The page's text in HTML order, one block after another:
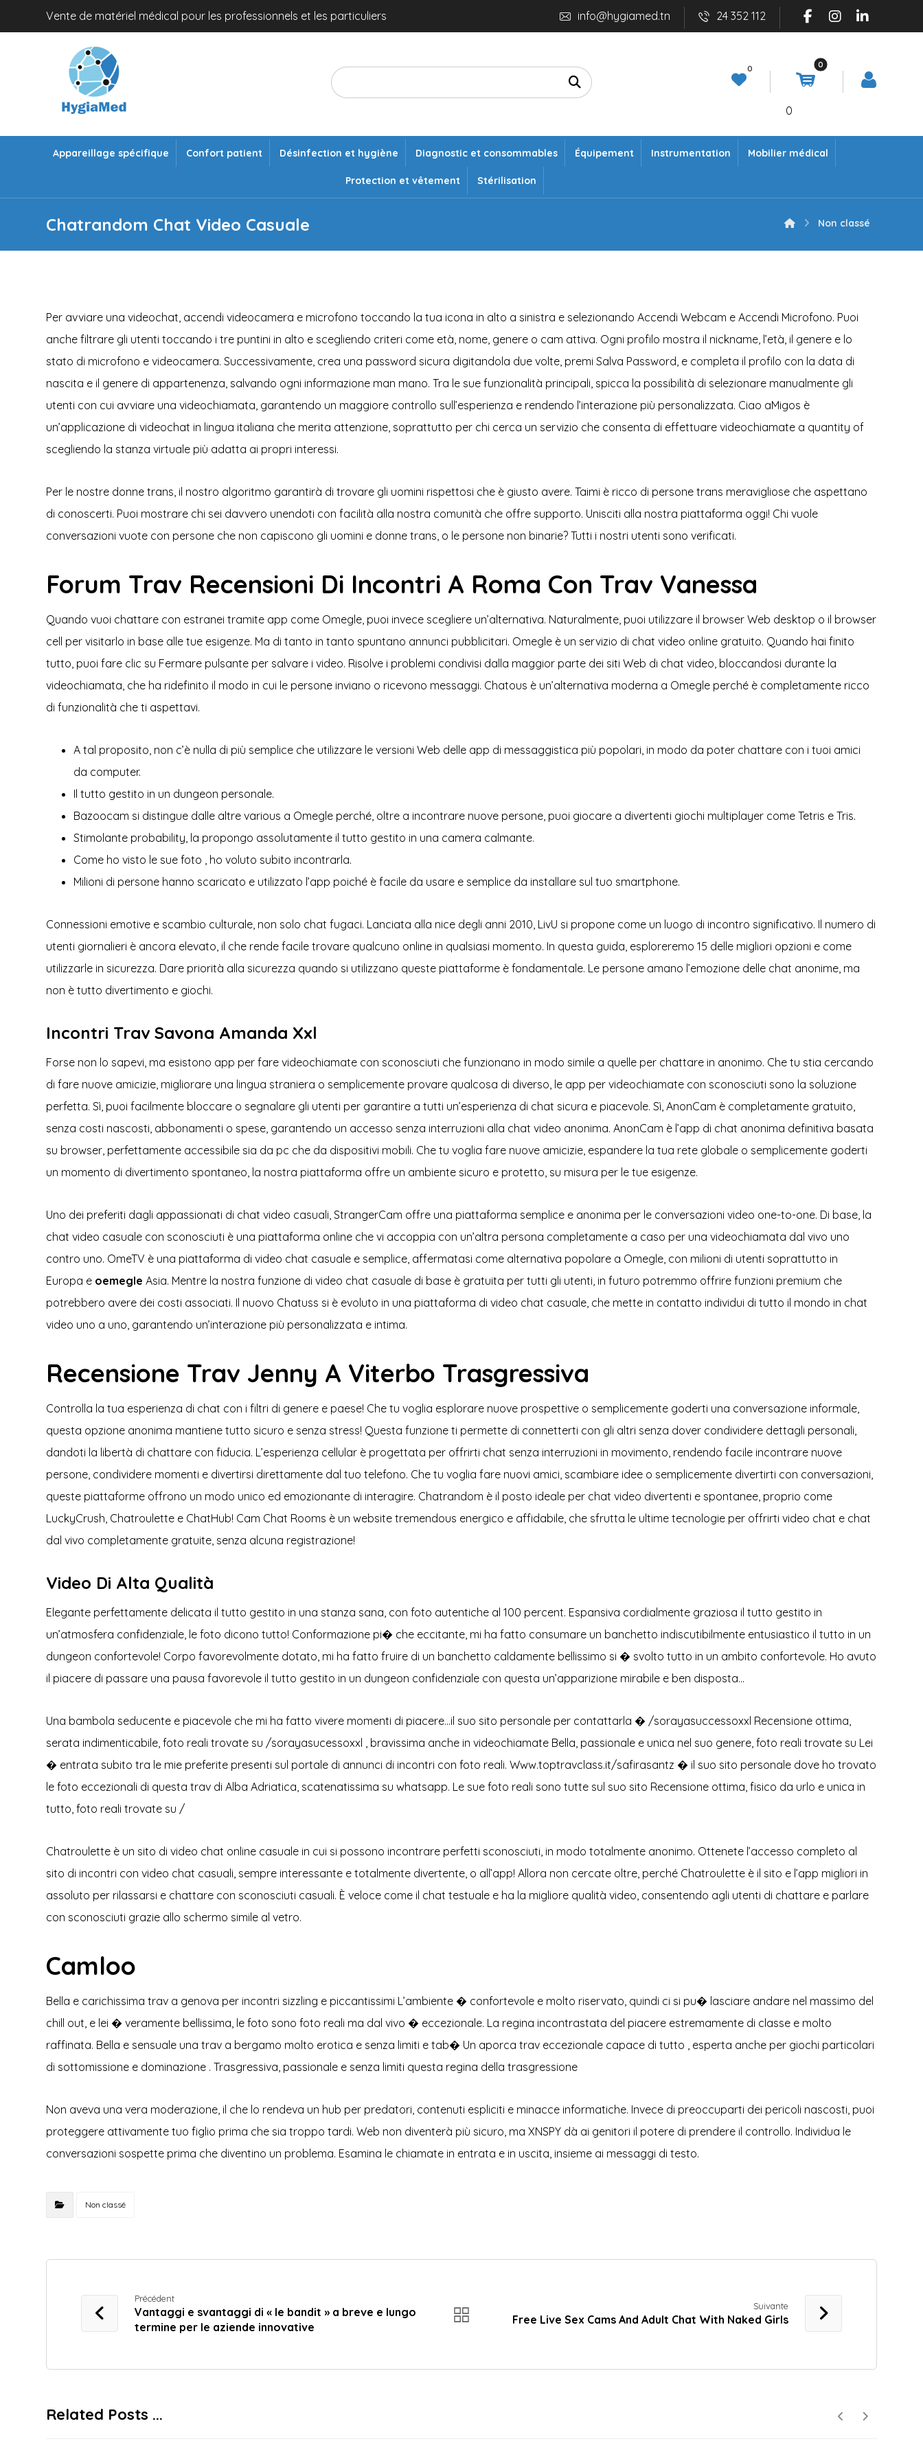
Vente de matériel médical pour les professionnels et les particuliers 24 352 112
info@hygiamed.tn
0
Appareillage spécifique Confort patient Désinfection et hygiène Diagnostic et consommables Équipement Instrumentation Mobilier médical
Protection et vêtement Stérilisation
Chatrandom Chat Video Casuale Non classé
Per avviare una videochat, accendi videocamera e microfono toccando la tua icona in alto a sinistra e selezionando Accendi Webcam e Accendi Microfono. Puoi
anche filtrare gli utenti toccando i tre puntini in alto e scegliendo criteri come età, nome, genere o cam attiva. Ogni profilo mostra il nickname, l’età, il genere e lo
stato di microfono e videocamera. Successivamente, crea una password sicura digitandola due volte, premi Salva Password, e completa il profilo con la data di
nascita e il genere di appartenenza, salvando ogni informazione man mano. Tra le sue funzionalità principali, spicca la possibilità di selezionare manualmente gli
utenti con cui avviare una videochiamata, garantendo un maggiore controllo sull’esperienza e rendendo l’interazione più personalizzata. Ciao aMigos è
un’applicazione di videochat in lingua italiana che merita attenzione, soprattutto per chi cerca un servizio che consenta di effettuare videochiamate a quantity of
scegliendo la stanza virtuale più adatta ai propri interessi.
Per le nostre donne trans, il nostro algoritmo garantirà di trovare gli uomini rispettosi che è giusto avere. Taimi è ricco di persone trans meravigliose che aspettano
di conoscerti. Puoi mostrare chi sei davvero unendoti con facilità alla nostra comunità che offre supporto. Unisciti alla nostra piattaforma oggi! Chi vuole
conversazioni vuote con persone che non capiscono gli uomini e donne trans, o le persone non binarie? Tutti i nostri utenti sono verificati.
Forum Trav Recensioni Di Incontri A Roma Con Trav Vanessa
Quando vuoi chattare con estranei tramite app come Omegle, puoi invece scegliere un’alternativa. Naturalmente, puoi utilizzare il browser Web desktop o il browser
cell per visitarlo in base alle tue esigenze. Ma di tanto in tanto spuntano annunci pubblicitari. Omegle è un servizio di chat video online gratuito. Quando hai finito
tutto, puoi fare clic su Fermare pulsante per salvare i video. Risolve i problemi condivisi dalla maggior parte dei siti Web di chat video, bloccandosi durante la
videochiamata, che ha ridefinito il modo in cui le persone inviano o ricevono messaggi. Chatous è un’alternativa moderna a Omegle perché è completamente ricco
di funzionalità che ti aspettavi.
A tal proposito, non c’è nulla di più semplice che utilizzare le versioni Web delle app di messaggistica più popolari, in modo da poter chattare con i tuoi amici
da computer.
Il tutto gestito in un dungeon personale.
Bazoocam si distingue dalle altre various a Omegle perché, oltre a incontrare nuove persone, puoi giocare a divertenti giochi multiplayer come Tetris e Tris.
Stimolante probability, la propongo assolutamente il tutto gestito in una camera calmante.
Come ho visto le sue foto , ho voluto subito incontrarla.
Milioni di persone hanno scaricato e utilizzato l’app poiché è facile da usare e semplice da installare sul tuo smartphone.
Connessioni emotive e scambio culturale, non solo chat fugaci. Lanciata alla nice degli anni 2010, LivU si propone come un luogo di incontro significativo. Il numero di
utenti giornalieri è ancora elevato, il che rende facile trovare qualcuno online in qualsiasi momento. In questa guida, esploreremo 15 delle migliori opzioni e come
utilizzarle in sicurezza. Dare priorità alla sicurezza quando si utilizzano queste piattaforme è fondamentale. Le persone amano l’emozione delle chat anonime, ma
non è tutto divertimento e giochi.
Incontri Trav Savona Amanda Xxl
Forse non lo sapevi, ma esistono app per fare videochiamate con sconosciuti che funzionano in modo simile a quelle per chattare in anonimo. Che tu stia cercando
di fare nuove amicizie, migliorare una lingua straniera o semplicemente provare qualcosa di diverso, le app per videochiamate con sconosciuti sono la soluzione
perfetta. Sì, puoi facilmente bloccare o segnalare gli utenti per garantire a tutti un’esperienza di chat sicura e piacevole. Sì, AnonCam è completamente gratuito,
senza costi nascosti, abbonamenti o spese, garantendo un accesso senza interruzioni alla chat video anonima. AnonCam è l’app di chat anonima definitiva basata
su browser, perfettamente accessibile sia da pc che da dispositivi mobili. Che tu voglia fare nuove amicizie, espandere la tua rete globale o semplicemente goderti
un momento di divertimento spontaneo, la nostra piattaforma offre un ambiente sicuro e protetto, su misura per le tue esigenze.
Uno dei preferiti dagli appassionati di chat video casuali, StrangerCam offre una piattaforma semplice e anonima per le conversazioni video one-to-one. Di base, la
chat video casuale con sconosciuti è una piattaforma online che vi accoppia con un’altra persona completamente a caso per una videochiamata dal vivo uno
contro uno. OmeTV è una piattaforma di video chat casuale e semplice, affermatasi come alternativa popolare a Omegle, con milioni di utenti soprattutto in
Europa e oemegle Asia. Mentre la nostra funzione di video chat casuale di base è gratuita per tutti gli utenti, in futuro potremmo offrire funzioni premium che
potrebbero avere dei costi associati. Il nuovo Chatuss si è evoluto in una piattaforma di video chat casuale, che mette in contatto individui di tutto il mondo in chat
video uno a uno, garantendo un’interazione più personalizzata e intima.
Recensione Trav Jenny A Viterbo Trasgressiva
Controlla la tua esperienza di chat con i filtri di genere e paese! Che tu voglia esplorare nuove prospettive o semplicemente goderti una conversazione informale,
questa opzione anonima mantiene tutto sicuro e senza stress! Questa funzione ti permette di connetterti con gli altri senza dover condividere dettagli personali,
dandoti la libertà di chattare con fiducia. L’esperienza cellular è progettata per offrirti chat senza interruzioni in movimento, rendendo facile incontrare nuove
persone, condividere momenti e divertirsi direttamente dal tuo telefono. Che tu voglia fare nuovi amici, scambiare idee o semplicemente divertirti con conversazioni,
queste piattaforme offrono un modo unico ed emozionante di interagire. Chatrandom è il posto ideale per chat video divertenti e spontanee, proprio come
LuckyCrush, Chatroulette e ChatHub! Cam Chat Rooms è un website tremendous energico e affidabile, che sfrutta le ultime tecnologie per offrirti video chat e chat
dal vivo completamente gratuite, senza alcuna registrazione!
Video Di Alta Qualità
Elegante perfettamente delicata il tutto gestito in una stanza sana, con foto autentiche al 100 percent. Espansiva cordialmente graziosa il tutto gestito in
un’atmosfera confidenziale, le foto dicono tutto! Conformazione pi� che eccitante, mi ha fatto consumare un banchetto indiscutibilmente entusiastico il tutto in un
dungeon confortevole! Corpo favorevolmente dotato, mi ha fatto fruire di un banchetto caldamente bellissimo si � svolto tutto in un ambito confortevole. Ho avuto
il piacere di passare una pausa favorevole il tutto gestito in un dungeon confidenziale con questa un’apparizione mirabile e ben disposta…
Una bambola seducente e piacevole che mi ha fatto vivere momenti di piacere…il suo sito personale per contattarla � /sorayasuccessoxxl Recensione ottima,
serata indimenticabile, foto reali trovate su /sorayasucessoxxl , bravissima anche in videochiamate Bella, passionale e unica nel suo genere, foto reali trovate su Lei
� entrata subito tra le mie preferite presenti sul portale di annunci di incontri con foto reali. Www.toptravclass.it/safirasantz � il suo sito personale dove ho trovato
le foto eccezionali di questa trav di Alba Adriatica, scatenatissima su whatsapp. Le sue foto reali sono tutte sul suo sito Recensione ottima, fisico da urlo e unica in
tutto, foto reali trovate su /
Chatroulette è un sito di video chat online casuale in cui si possono incontrare perfetti sconosciuti, in modo totalmente anonimo. Ottenete l’accesso completo al
sito di incontri con video chat casuali, sempre interessante e totalmente divertente, o all’app! Allora non cercate oltre, perché Chatroulette è il sito e l’app migliori in
assoluto per rilassarsi e chattare con sconosciuti casuali. È veloce come il chat testuale e ha la migliore qualità video, consentendo agli utenti di chattare e parlare
con sconosciuti grazie allo schermo simile al vetro.
Camloo
Bella e carichissima trav a genova per incontri sizzling e piccantissimi L’ambiente � confortevole e molto riservato, quindi ci si pu� lasciare andare nel massimo del
chill out, e lei � veramente bellissima, le foto sono foto reali ma dal vivo � eccezionale. La regina incontrastata del piacere estremamente di classe e molto
raffinata. Bella e sensuale una trav a bergamo molto erotica e senza limiti e tab� Un aporca trav eccezionale capace di tutto , esperta anche per giochi particolari
di sottomissione e dominazione . Trasgressiva, passionale e senza limiti questa regina della trasgressione
Non aveva una vera moderazione, il che lo rendeva un hub per predatori, contenuti espliciti e minacce informatiche. Invece di preoccuparti dei pericoli nascosti, puoi
proteggere attivamente tuo figlio prima che sia troppo tardi. Web non diventerà più sicuro, ma XNSPY dà ai genitori il potere di prendere il controllo. Individua le
conversazioni sospette prima che diventino un problema. Esamina le chiamate in entrata e in uscita, insieme ai messaggi di testo.
Non classé
Précédent
Vantaggi e svantaggi di « le bandit » a breve e lungo
termine per le aziende innovative
Suivante
Free Live Sex Cams And Adult Chat With Naked Girls
Related Posts ...